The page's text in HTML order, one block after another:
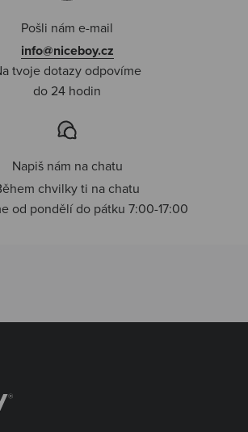
Pošli nám e-mail
info@niceboy.cz
tvoje dotazy odpovíme
do 24 hodin
Napiš nám na chatu
chvilky ti na chatu
od pondělí do pátku 7:00-17:00